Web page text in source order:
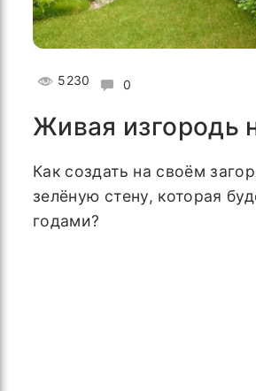
5230 0
Живая изгородь
Как создать на своём
зелёную стену, которая
годами?